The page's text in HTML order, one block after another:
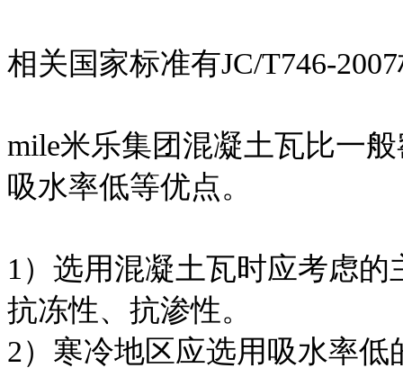
相关国家标准有JC/T746-
mile米乐集团混凝土瓦比一
吸水率低等优点。
1）选用混凝土瓦时应考虑
抗冻性、抗渗性。
2）寒冷地区应选用吸水率低